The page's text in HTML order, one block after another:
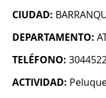
CIUDAD:
DEPARTAMENTO:
TELÉFONO:
ACTIVIDAD: